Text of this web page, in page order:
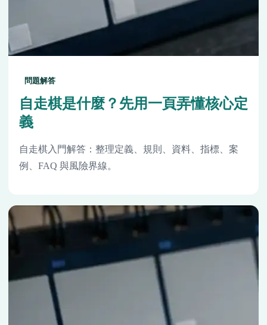
問題解答
自走棋是什麼？先用一頁弄懂核心定
義
自走棋入門解答：整理定義、規則、資料、指標、案
例、FAQ 與風險界線。